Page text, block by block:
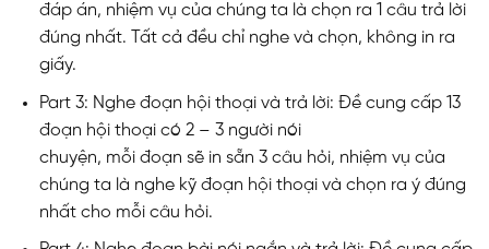
đáp án, nhiệm vụ của chúng ta là chọn ra 1 câu trả lời
đúng nhất. Tất cả đều chỉ nghe và chọn, không in ra
giấy.
Part 3: Nghe đoạn hội thoại và trả lời: Đề cung cấp 13
đoạn hội thoại có 2 – 3 người nói
chuyện, mỗi đoạn sẽ in sẵn 3 câu hỏi, nhiệm vụ của
chúng ta là nghe kỹ đoạn hội thoại và chọn ra ý đúng
nhất cho mỗi câu hỏi.